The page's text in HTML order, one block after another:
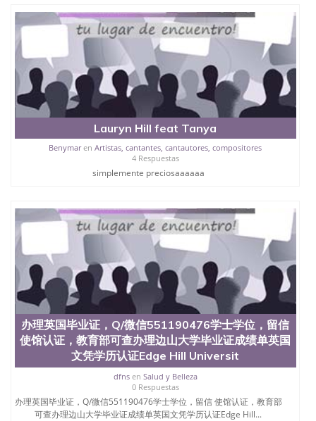
学生在哪里可以买假毕业证551190476哪里可以办理
加拿大毕业证551190476申请学校办理假的毕业证成
绩单可以吗551190476哪里可以办理水印成绩单
551190476哪里可以修改成绩单GPA分数551190476
假毕业证能查出来吗551190476假文凭网上能查到吗
551190476 如何拿到国外毕业证QQ微信551190476办
假大学毕业证QQ微信551190476国外毕业证去哪认证
QQ微信551190476找毕业证封皮QQ微信551190476国
外毕业证外壳定制QQ微信551190476快速代办国外毕
业证QQ微信551190476快速拿到国外文凭QQ微信
551190476国外留学文凭认证QQ微信551190476国外
文凭回国认证QQ微信551190476泰国文凭办理QQ微
信551190476法国留学回国证明QQ微信551190476 国
551190476爱尔兰留学回国证明QQ微信551190476国
外硕士文凭办理QQ微信551190476 网上买文凭可靠
吗QQ微信551190476买国外文凭质量QQ微信
551190476国外本科毕业证怎么办理QQ微信
551190476国外大学文凭真制作QQ微信551190476办
国外文凭可找工作QQ微信551190476国外大学有毕业
证QQ微信551190476办理国外毕业证价格QQ微信
551190476国外编号查询QQ微信551190476办理国外
文凭要交定金吗QQ微信551190476办国外可查文凭
QQ微信551190476网上购买真文凭可信吗QQ微信
551190476学士学位证书查询机构QQ微信551190476
国外资格证书办理QQ微信551190476如何办理学历认
证QQ微信551190476海外文凭认证办理QQ微信
551190476 圣何塞州立大学（San Jose State
University, 又译为“圣荷西州立大学”）成立于1857
年，简称SJSU，是加州历史悠久的大学之一，也是美
Lauryn Hill feat Tanya
BenymarenArtistas, cantantes, cantautores, compositores
4 Respuestas
simplemente preciosaaaaaa
办理英国毕业证，Q/微信551190476学士学位，留信
使馆认证，教育部可查办理边山大学毕业证成绩单英国
文凭学历认证Edge Hill Universit
dfnsen Salud y Belleza
0 Respuestas
办理英国毕业证，Q/微信551190476学士学位，留信 使馆认证，教育部
可查办理边山大学毕业证成绩单英国文凭学历认证Edge Hill...